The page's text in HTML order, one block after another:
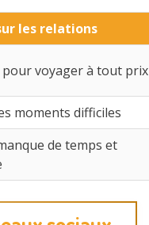
les relations
pour voyager à tout prix
moments difficiles
de temps et